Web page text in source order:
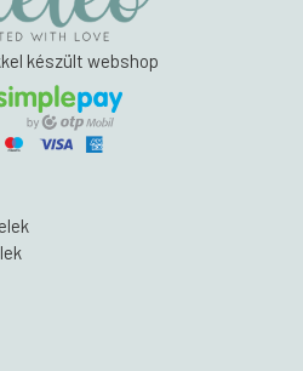
készült webshop